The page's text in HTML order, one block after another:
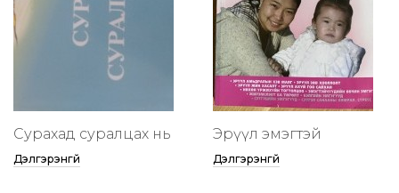
Сурахад суралцах нь
Дэлгэрэнгүй
Эрүүл эмэгтэй
Дэлгэрэнгүй